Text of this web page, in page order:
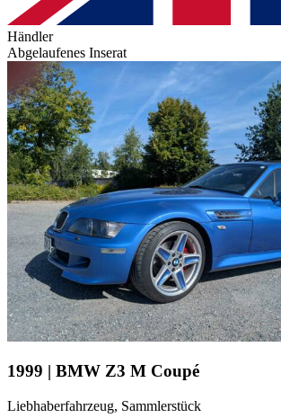
Händler
Abgelaufenes Inserat
1999 | BMW Z3 M Coupé
Liebhaberfahrzeug, Sammlerstück